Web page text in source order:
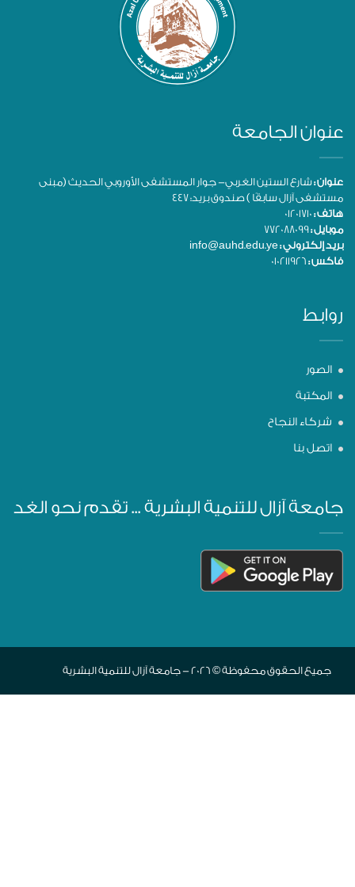
عنوان الجامعة
عنوان :شارع الستين الغربي- جوار المستشفى الأوروبي الحديث (مبنى
مستشفى آزال سابقًا ) صندوق بريد: 447
هاتف :
موبايل :
بريد إلكتروني :
فاكس :
روابط
الصور
المكتبة
شركاء النجاح
اتصل بنا
جامعة آزال للتنمية البشرية ... تقدم نحو الغد
جميع الحقوق محفوظة © 2026 - جامعة آزال للتنمية البشرية